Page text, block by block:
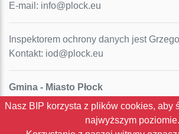
E-mail: info@plock.eu
Inspektorem ochrony danych jest
Kontakt: iod@plock.eu
Gmina - Miasto Płock
Pl. Stary Rynek 1
NIP: 774-31-35-712
Nasz BIP korzysta z plików cookies, aby
najwyższym poziomie.